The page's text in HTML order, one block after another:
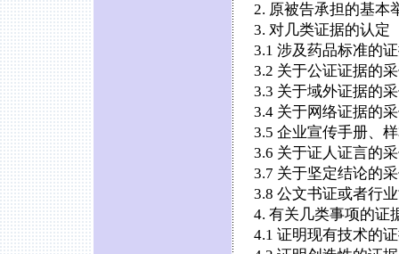
2. 原被告承担的基本
3. 对几类证据的认定
3.1 涉及药品标准的
3.2 关于公证证据的
3.3 关于域外证据的
3.4 关于网络证据的
3.5 企业宣传手册、
3.6 关于证人证言的
3.7 关于坚定结论的
3.8 公文书证或者行
4. 有关几类事项的证
4.1 证明现有技术的